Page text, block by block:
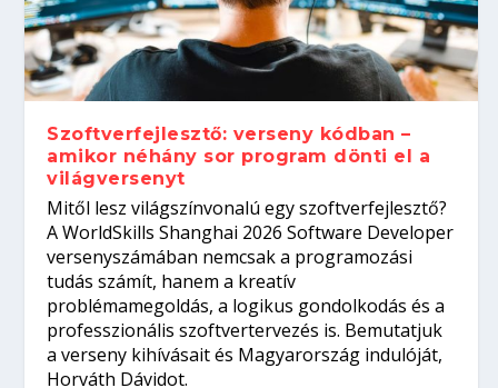
Kitalálod, mire használják ezeket a
gépeket?
Nem sikerült az egyetemi felvételi?
Tanulj szakmát!
Szoftverfejlesztő: verseny kódban –
amikor néhány sor program dönti el a
világversenyt...
Digitális detox – hogyan kapcsolódj ki
telefon nélkül?
Szoftverfejlesztő: verseny kódban –
amikor néhány sor program dönti el a
világversenyt
Mitől lesz világszínvonalú egy szoftverfejlesztő?
A WorldSkills Shanghai 2026 Software Developer
versenyszámában nemcsak a programozási
tudás számít, hanem a kreatív
problémamegoldás, a logikus gondolkodás és a
professzionális szoftvertervezés is. Bemutatjuk
a verseny kihívásait és Magyarország indulóját,
Horváth Dávidot.